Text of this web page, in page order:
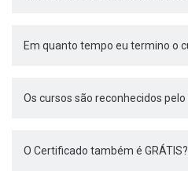
Em quanto tempo eu termino o
Os cursos são reconhecidos pelo
O Certificado também é GRÁTIS?